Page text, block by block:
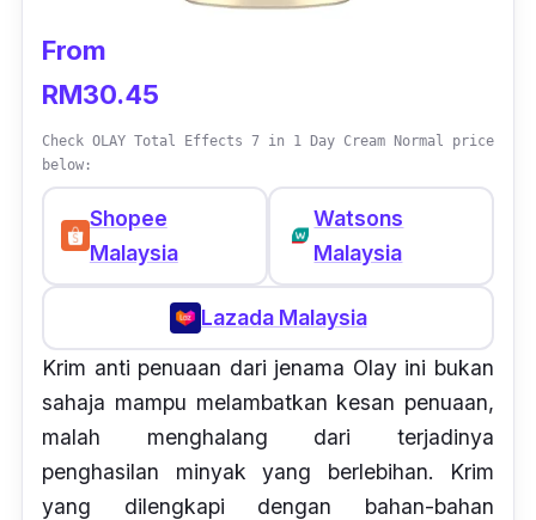
From
RM30.45
Check OLAY Total Effects 7 in 1 Day Cream Normal price
below:
Shopee
Malaysia
Watsons
Malaysia
Lazada Malaysia
Krim anti penuaan dari jenama Olay ini bukan
sahaja mampu melambatkan kesan penuaan,
malah menghalang dari terjadinya
penghasilan minyak yang berlebihan. Krim
yang dilengkapi dengan bahan-bahan